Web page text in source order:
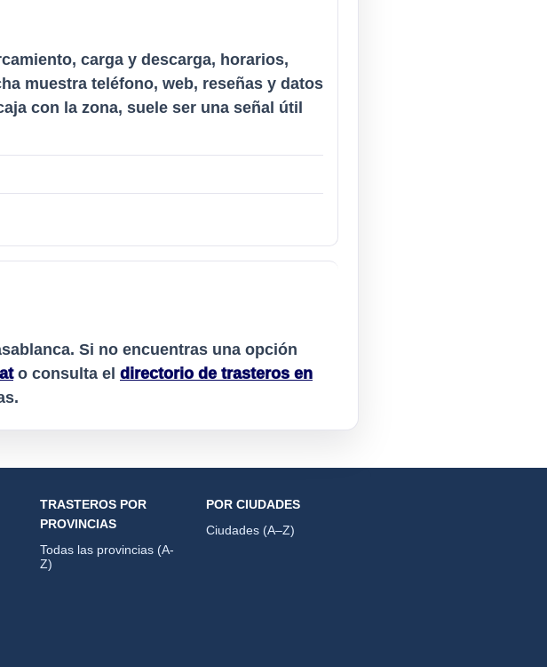
carga y descarga, horarios,
muestra teléfono, web, reseñas y datos
con la zona, suele ser una señal útil
. Si no encuentras una opción
o consulta el directorio de trasteros en
TRASTEROS POR
PROVINCIAS
Todas las provincias (A-
Z)
POR CIUDADES
Ciudades (A–Z)